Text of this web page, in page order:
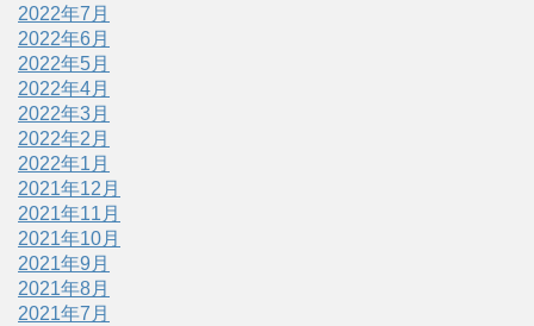
2022年7月
2022年6月
2022年5月
2022年4月
2022年3月
2022年2月
2022年1月
2021年12月
2021年11月
2021年10月
2021年9月
2021年8月
2021年7月